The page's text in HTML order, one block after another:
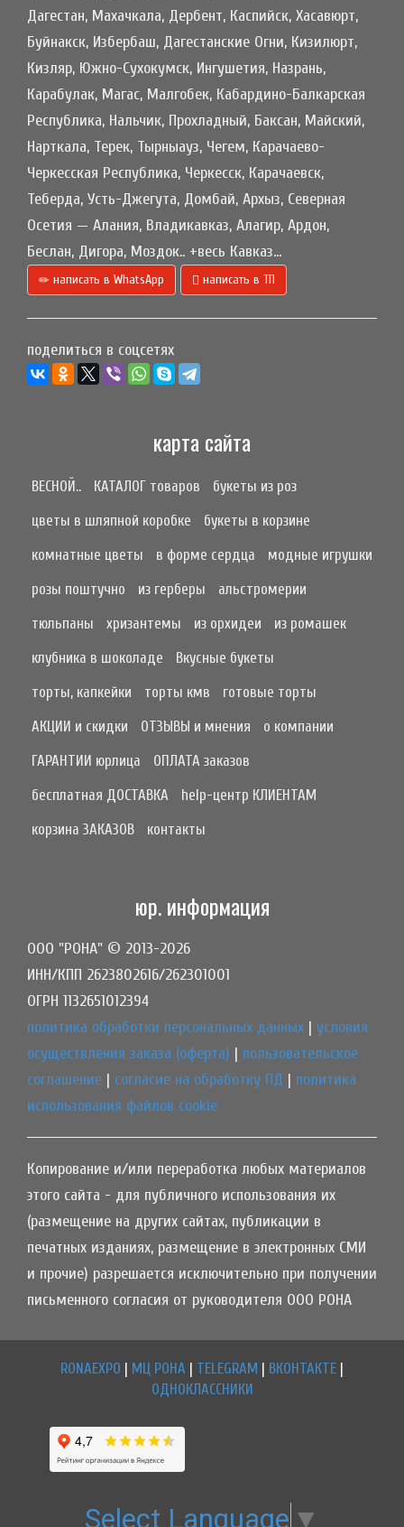
Дагестан, Махачкала, Дербент, Каспийск, Хасавюрт,
Буйнакск, Избербаш, Дагестанские Огни, Кизилюрт,
Кизляр, Южно-Сухокумск, Ингушетия, Назрань,
Карабулак, Магас, Малгобек, Кабардино-Балкарская
Республика, Нальчик, Прохладный, Баксан, Майский,
Нарткала, Терек, Тырныауз, Чегем, Карачаево-
Черкесская Республика, Черкесск, Карачаевск,
Теберда, Усть-Джегута, Домбай, Архыз, Северная
Осетия — Алания, Владикавказ, Алагир, Ардон,
Беслан, Дигора, Моздок.. +весь Кавказ...
написать в WhatsApp написать в ТП
поделиться в соцсетях
карта сайта
ВЕСНОЙ.. КАТАЛОГ товаров
букеты из роз
цветы в шляпной коробке
букеты в корзине
комнатные цветы
в форме сердца
модные игрушки
розы поштучно
из герберы
альстромерии
тюльпаны
хризантемы из орхидеи
из ромашек
клубника в шоколаде
Вкусные букеты
торты, капкейки
торты кмв
готовые торты
АКЦИИ и скидки
ОТЗЫВЫ и мнения
о компании
ГАРАНТИИ юрлица
ОПЛАТА заказов
бесплатная ДОСТАВКА
help-центр КЛИЕНТАМ
корзина ЗАКАЗОВ
контакты
юр. информация
ООО "РОНА" © 2013-2026
ИНН/КПП 2623802616/262301001
ОГРН 1132651012394
политика обработки персональных данных | условия
осуществления заказа (оферта) | пользовательское
соглашение | согласие на обработку ПД | политика
использования файлов cookie
Копирование и/или переработка любых материалов
этого сайта - для публичного использования их
(размещение на других сайтах, публикации в
печатных изданиях, размещение в электронных СМИ
и прочие) разрешается исключительно при получении
письменного согласия от руководителя ООО РОНА
RONAEXPO | МЦ РОНА | TELEGRAM | ВКОНТАКТЕ |
ОДНОКЛАССНИКИ
Select Language ▼